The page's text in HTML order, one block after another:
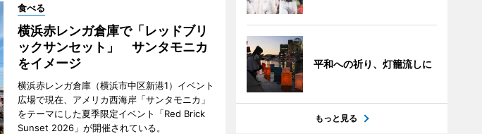
食べる
横浜赤レンガ倉庫で「レッドブリ
ックサンセット」 サンタモニカ
をイメージ
横浜赤レンガ倉庫（横浜市中区新港1）イベント
広場で現在、アメリカ西海岸「サンタモニカ」
をテーマにした夏季限定イベント「Red Brick
Sunset 2026」が開催されている。
平和への祈り、灯籠流しに
もっと見る